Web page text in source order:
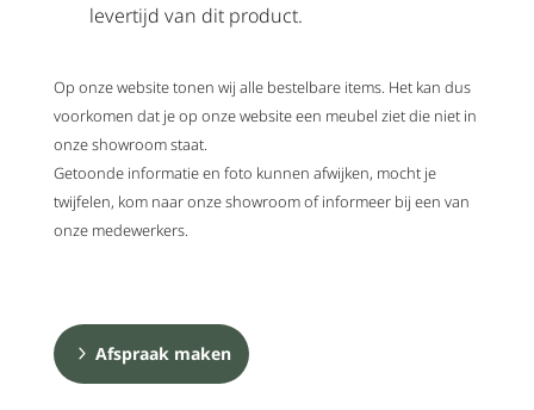
levertijd van dit product.
Op onze website tonen wij alle bestelbare items. Het kan dus
voorkomen dat je op onze website een meubel ziet die niet in
onze showroom staat.
Getoonde informatie en foto kunnen afwijken, mocht je
twijfelen, kom naar onze showroom of informeer bij een van
onze medewerkers.
Afspraak maken